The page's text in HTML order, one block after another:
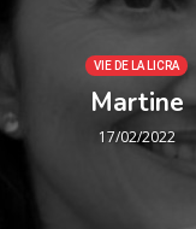
VIE DE LA LICRA
Martine
17/02/2022